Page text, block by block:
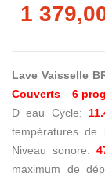
1
Lave Vaisselle
Couverts - 6
D eau Cycle:
températures
Niveau sonore:
maximum de